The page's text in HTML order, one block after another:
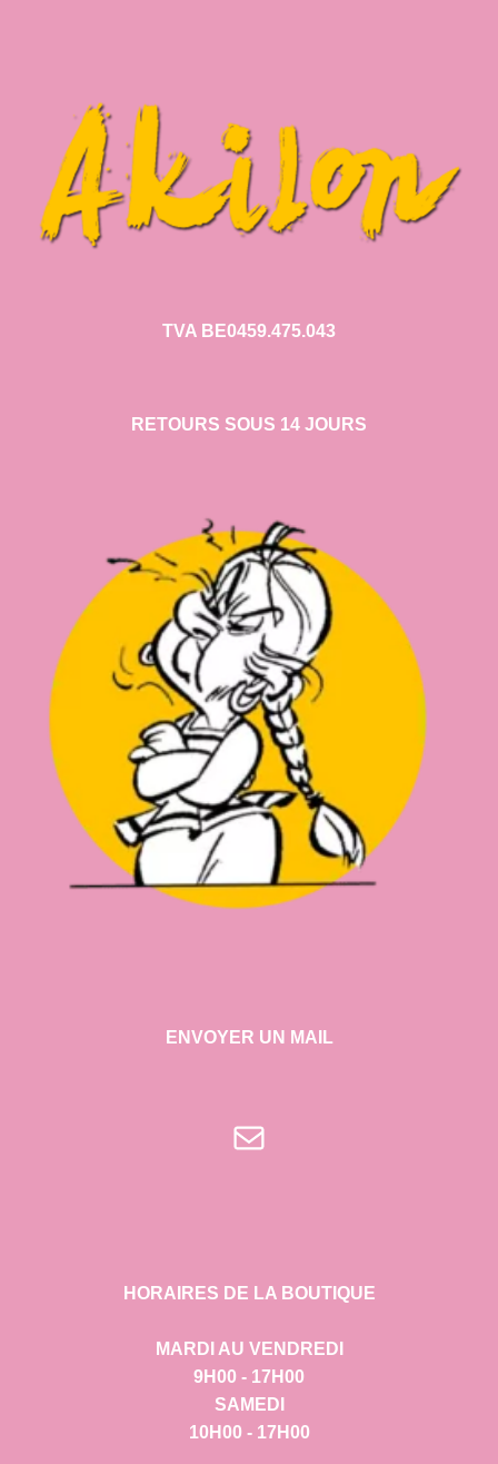
TVA BE0459.475.043
RETOURS SOUS 14 JOURS
ENVOYER UN MAIL
E-mail
HORAIRES DE LA BOUTIQUE
MARDI AU VENDREDI
9H00 - 17H00
SAMEDI
10H00 - 17H00